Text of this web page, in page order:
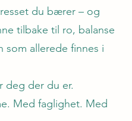
du bærer – og
tilbake til ro, balanse
som allerede finnes i
deg der du er.
Med faglighet. Med